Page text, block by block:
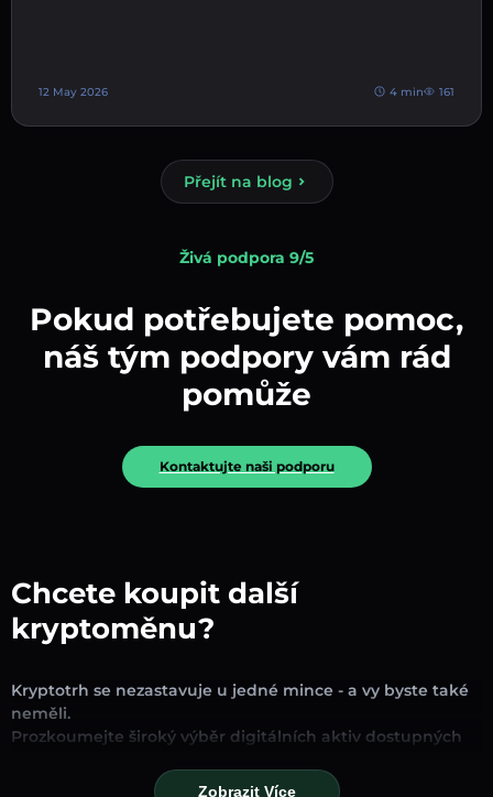
12 May 2026 4 min 161
Přejít na blog
Živá podpora 9/5
Pokud potřebujete pomoc,
náš tým podpory vám rád
pomůže
Kontaktujte naši podporu
Chcete koupit další
kryptoměnu?
Kryptotrh se nezastavuje u jedné mince - a vy byste také
neměli.
Prozkoumejte široký výběr digitálních aktiv dostupných
hledáte zavedené stablecoiny, slibné altcoiny nebo
Zobrazit Více